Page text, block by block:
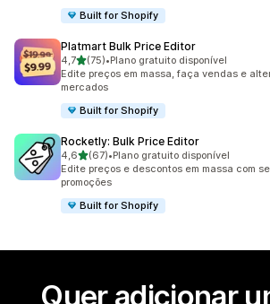
Built for Shopify
Platmart Bulk Price Editor
4,7de 5 estrelas
(75)
75 avaliações ao todo
•Plano gratuito disponível
Edite preços em massa, faça vendas e
mercados
Built for Shopify
Rocketly: Bulk Price Editor
4,6de 5 estrelas
(67)
67 avaliações ao todo
•Plano gratuito disponível
Edite preços e descontos em massa com
promoções
Built for Shopify
Quer adicionar